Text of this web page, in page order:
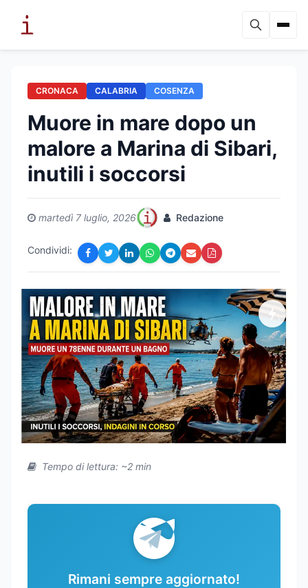
CRONACA CALABRIA COSENZA
Muore in mare dopo un
malore a Marina di Sibari,
inutili i soccorsi
martedì 7 luglio, 2026 Redazione
Condividi:
Tempo di lettura: ~2 min
Rimani sempre aggiornato!